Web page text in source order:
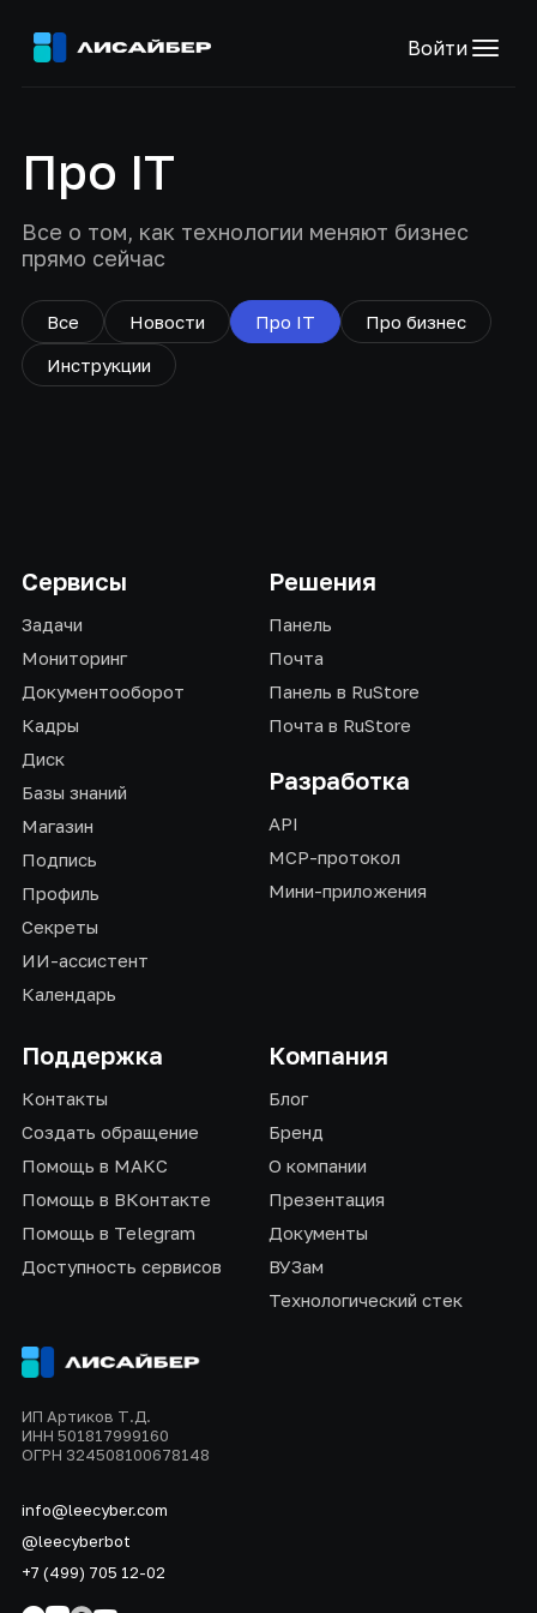
Войти
Про IT
Все о том, как технологии меняют бизнес
прямо сейчас
Все Новости Про IT
Про бизнес
Инструкции
Сервисы
Задачи
Мониторинг
Документооборот
Кадры
Диск
Базы знаний
Магазин
Подпись
Профиль
Секреты
ИИ-ассистент
Календарь
Решения
Панель
Почта
Панель в RuStore
Почта в RuStore
Разработка
API
MCP-протокол
Мини-приложения
Поддержка
Контакты
Создать обращение
Помощь в МАКС
Помощь в ВКонтакте
Помощь в Telegram
Доступность сервисов
Компания
Блог
Бренд
О компании
Презентация
Документы
ВУЗам
Технологический стек
ИП Артиков Т.Д.
ИНН 501817999160
ОГРН 324508100678148
info@leecyber.com
@leecyberbot
+7 (499) 705 12-02